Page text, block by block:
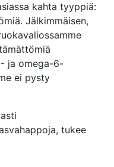
kahta tyyppiä:
Jälkimmäisen,
ja omega-6-
ei pysty
tukee